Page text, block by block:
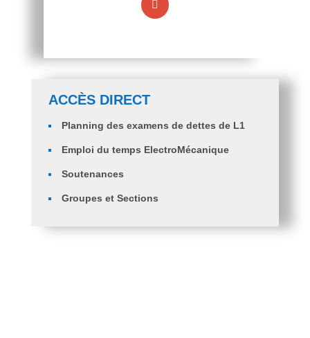
ACCÈS DIRECT
Planning des examens de dettes de L1
Emploi du temps ElectroMécanique
Soutenances
Groupes et Sections